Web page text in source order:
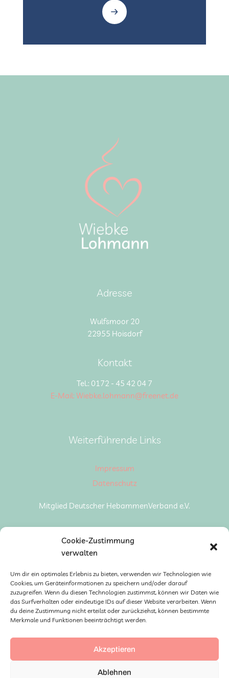
Cookie-Zustimmung
verwalten
Um dir ein optimales Erlebnis zu bieten, verwenden wir Technologien wie
Cookies, um Geräteinformationen zu speichern und/oder darauf
zuzugreifen. Wenn du diesen Technologien zustimmst, können wir Daten wie
das Surfverhalten oder eindeutige IDs auf dieser Website verarbeiten. Wenn
du deine Zustimmung nicht erteilst oder zurückziehst, können bestimmte
Merkmale und Funktionen beeinträchtigt werden.
Akzeptieren
Ablehnen
Adresse
Wulfsmoor 20
22955 Hoisdorf
Kontakt
Tel.: 0172 - 45 42 04 7
E-Mail: Wiebke.lohmann@freenet.de
Weiterführende Links
Impressum
Datenschutz
Mitglied Deutscher HebammenVerband e.V.